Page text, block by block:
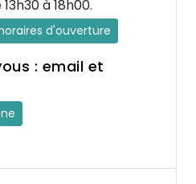
à 18h00.
d'ouverture
: email et